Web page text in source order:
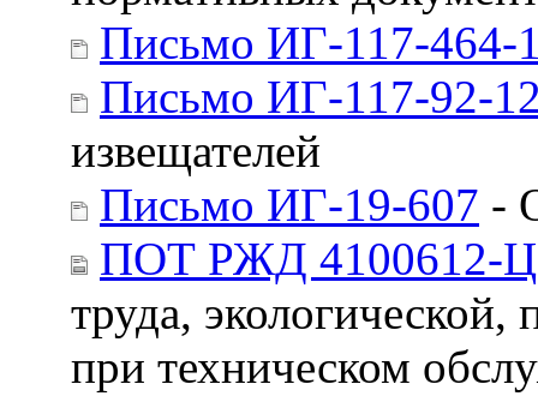
Письмо ИГ-117-464-
Письмо ИГ-117-92-
извещателей
Письмо ИГ-19-607 -
ПОТ РЖД 4100612-
труда,
при техническом